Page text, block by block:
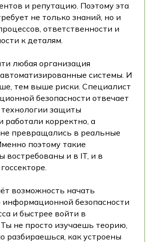
и репутацию. Поэтому эта
не только знаний, но и
ответственности и
к деталям.
любая организация
системы. И
тем выше риски. Специалист
безопасности отвечает
технологии защиты
корректно, а
превращались в реальные
поэтому такие
востребованы и в IT, и в
возможность начать
информационной безопасности
и быстрее войти в
не просто изучаешь теорию,
разбираешься, как устроены